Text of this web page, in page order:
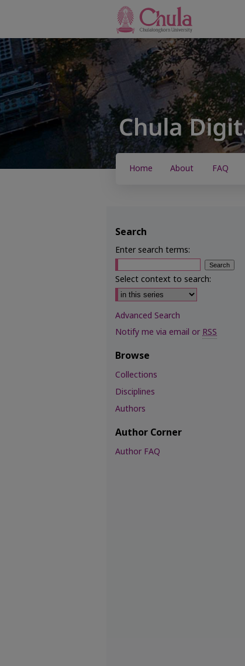
Home About FAQ
Search
Enter search terms:
Select context to search:
Advanced Search
Notify me via email orRSS
Browse
Collections
Disciplines
Authors
Author Corner
Author FAQ